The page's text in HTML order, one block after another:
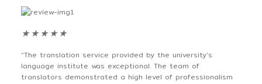
“The translation service provided by the university’s
language institute was exceptional. The team of
translators demonstrated a high level of professionalism
★ ★ ★ ★ ★